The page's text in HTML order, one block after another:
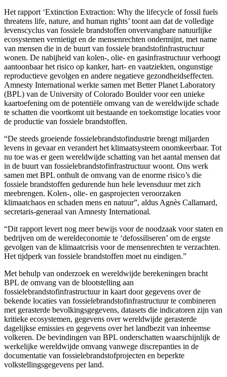
Het rapport ‘Extinction Extraction: Why the lifecycle of fossil fuels
threatens life, nature, and human rights’ toont aan dat de volledige
levenscyclus van fossiele brandstoffen onvervangbare natuurlijke
ecosystemen vernietigt en de mensenrechten ondermijnt, met name
van mensen die in de buurt van fossiele brandstofinfrastructuur
wonen. De nabijheid van kolen-, olie- en gasinfrastructuur verhoogt
aantoonbaar het risico op kanker, hart- en vaatziekten, ongunstige
reproductieve gevolgen en andere negatieve gezondheidseffecten.
Amnesty International werkte samen met Better Planet Laboratory
(BPL) van de University of Colorado Boulder voor een unieke
kaartoefening om de potentiële omvang van de wereldwijde schade
te schatten die voortkomt uit bestaande en toekomstige locaties voor
de productie van fossiele brandstoffen.
“De steeds groeiende fossielebrandstofindustrie brengt miljarden
levens in gevaar en verandert het klimaatsysteem onomkeerbaar. Tot
nu toe was er geen wereldwijde schatting van het aantal mensen dat
in de buurt van fossielebrandstofinfrastructuur woont. Ons werk
samen met BPL onthult de omvang van de enorme risico’s die
fossiele brandstoffen gedurende hun hele levensduur met zich
meebrengen. Kolen-, olie- en gasprojecten veroorzaken
klimaatchaos en schaden mens en natuur”, aldus Agnès Callamard,
secretaris-generaal van Amnesty International.
“Dit rapport levert nog meer bewijs voor de noodzaak voor staten en
bedrijven om de wereldeconomie te ‘defossiliseren’ om de ergste
gevolgen van de klimaatcrisis voor de mensenrechten te verzachten.
Het tijdperk van fossiele brandstoffen moet nu eindigen.”
Met behulp van onderzoek en wereldwijde berekeningen bracht
BPL de omvang van de blootstelling aan
fossielebrandstofinfrastructuur in kaart door gegevens over de
bekende locaties van fossielebrandstofinfrastructuur te combineren
met gerasterde bevolkingsgegevens, datasets die indicatoren zijn van
kritieke ecosystemen, gegevens over wereldwijde gerasterde
dagelijkse emissies en gegevens over het landbezit van inheemse
volkeren. De bevindingen van BPL onderschatten waarschijnlijk de
werkelijke wereldwijde omvang vanwege discrepanties in de
documentatie van fossielebrandstofprojecten en beperkte
volkstellingsgegevens per land.